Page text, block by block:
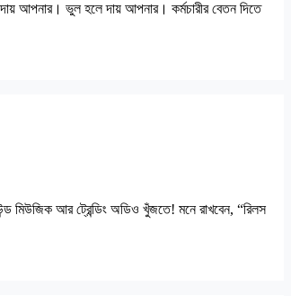
আপনার। ভুল হলে দায় আপনার। কর্মচারীর বেতন দিতে
মিউজিক আর ট্রেন্ডিং অডিও খুঁজতে! মনে রাখবেন, “রিলস